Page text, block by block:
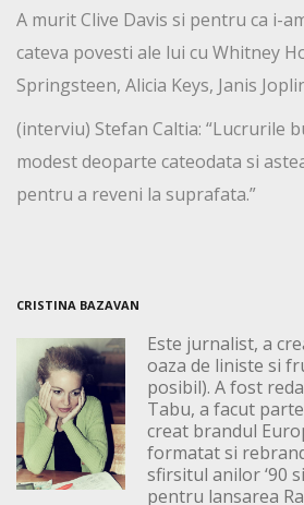
A murit Clive Davis si pentru ca i-
cateva povesti ale lui cu Whitney
Springsteen, Alicia Keys, Janis
(interviu) Stefan Caltia: “Lucrurile
modest deoparte cateodata si
pentru a reveni la suprafata.”
CRISTINA BAZAVAN
Este jurnalist, a
oaza de liniste si
posibil). A fost
Tabu, a facut
creat brandul
formatat si
sfirsitul anilor ‘90
pentru lansarea